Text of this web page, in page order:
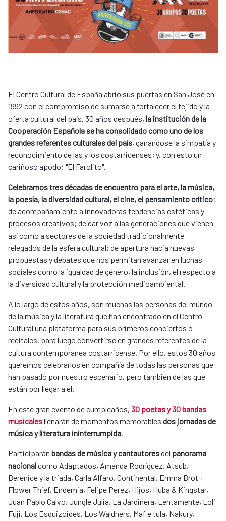
El Centro Cultural de España abrió sus puertas en San José en
1992 con el compromiso de sumarse a fortalecer el tejido y la
oferta cultural del país. 30 años después, la institución de la
Cooperación Española se ha consolidado como uno de los
grandes referentes culturales del país, ganándose la simpatía y
reconocimiento de las y los costarricenses; y, con esto un
cariñoso apodo: "El Farolito".
Celebramos tres décadas de encuentro para el arte, la música,
la poesía, la diversidad cultural, el cine, el pensamiento crítico;
de acompañamiento a innovadoras tendencias estéticas y
procesos creativos; de dar voz a las generaciones que vienen
así como a sectores de la sociedad tradicionalmente
relegados de la esfera cultural; de apertura hacia nuevas
propuestas y debates que nos permitan avanzar en luchas
sociales como la igualdad de género, la inclusión, el respecto a
la diversidad cultural y la protección medioambiental.
A lo largo de estos años, son muchas las personas del mundo
de la música y la literatura que han encontrado en el Centro
Cultural una plataforma para sus primeros conciertos o
recitales, para luego convertirse en grandes referentes de la
cultura contemporánea costarricense. Por ello, estos 30 años
queremos celebrarlos en compañía de todas las personas que
han pasado por nuestro escenario, pero también de las que
están por llegar a él.
En este gran evento de cumpleaños, 30 poetas y 30 bandas
musicalesllenarán de momentos memorables dos jornadas de
música y literatura ininterrumpida.
Participarán bandas de música y cantautoresdel panorama
nacionalcomo Adaptados, Amanda Rodríguez, Atsub,
Berenice y la triada, Carla Alfaro, Continental, Emma Brot +
Flower Thief, Endemia, Felipe Perez, Hijos, Huba & Kingstar,
Juan Pablo Calvo, Jungle Julia, La Jardinera, Lentamente, Loli
Fuji, Los Esquizoides, Los Waldners, Maf e tula, Nakury,